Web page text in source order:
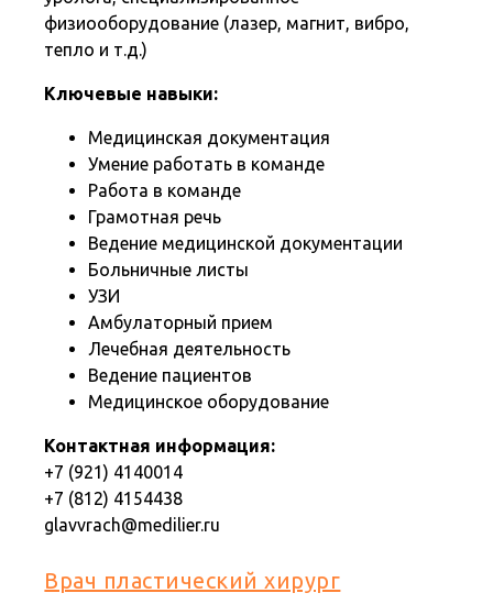
физиооборудование (лазер, магнит, вибро,
тепло и т.д.)
Ключевые навыки:
Медицинская документация
Умение работать в команде
Работа в команде
Грамотная речь
Ведение медицинской документации
Больничные листы
УЗИ
Амбулаторный прием
Лечебная деятельность
Ведение пациентов
Медицинское оборудование
Контактная информация:
+7 (921) 4140014
+7 (812) 4154438
glavvrach@medilier.ru
Врач пластический хирург